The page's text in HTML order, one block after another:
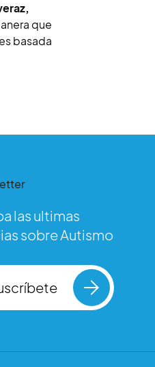
que
basada
las ultimas
sobre Autismo